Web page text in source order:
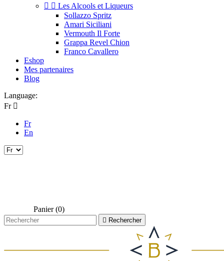
  Les Alcools et Liqueurs
Sollazzo Spritz
Amari Siciliani
Vermouth Il Forte
Grappa Revel Chion
Franco Cavallero
Eshop
Mes partenaires
Blog
Language:
Fr 
Fr
En
Panier (0)
 Rechercher